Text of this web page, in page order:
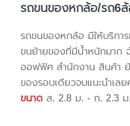
รถขนของหกล้อ/รถ6
รถขนของหกล้อ มีให้บริกา
ขนย้ายของที่มีน้ำหนักมาก
ออฟฟิศ สำนักงาน สินค้า
ของรอบเดียวจบแนะนำเล
ขนาด ส. 2.8 ม. - ก. 2.3